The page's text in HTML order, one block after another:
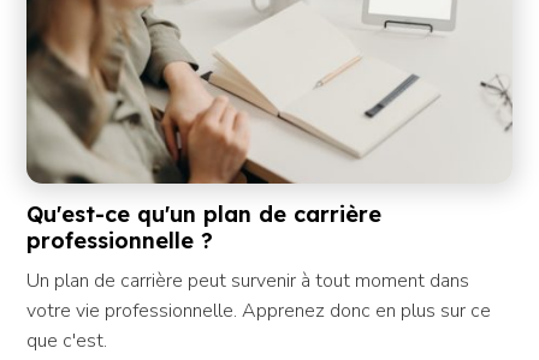
Qu'est-ce qu'un plan de carrière
professionnelle ?
Un plan de carrière peut survenir à tout moment dans
votre vie professionnelle. Apprenez donc en plus sur ce
que c'est.